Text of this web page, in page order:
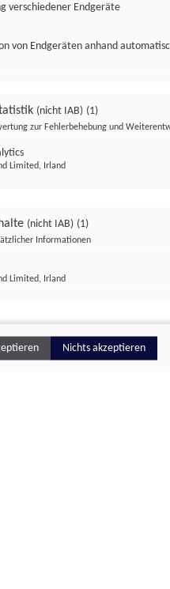
verschiedener Endgeräte
von Endgeräten anhand
(nicht IAB) (1)
zur Fehlerbehebung und
Limited, Irland
(nicht IAB) (1)
Informationen
Limited, Irland
Nichts akzeptieren